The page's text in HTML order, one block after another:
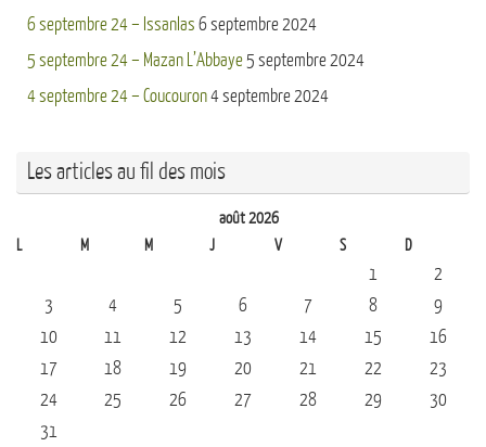
6 septembre 24 – Issanlas 6 septembre 2024
5 septembre 24 – Mazan L’Abbaye 5 septembre 2024
4 septembre 24 – Coucouron4 septembre 2024
Les articles au fil des mois
août 2026
L
M M J V S D
1
2
3
4 5 6 7 8
9
10
11 12 13 14 15
16
17
18 19 20 21 22
23
24
25 26 27 28 29
30
31